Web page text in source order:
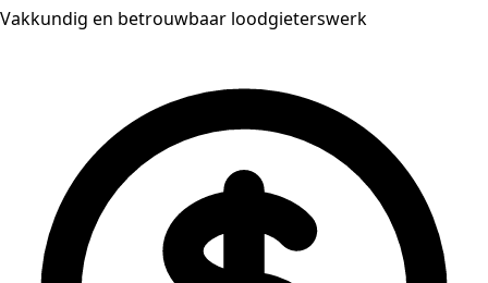
Vakkundig en betrouwbaar loodgieterswerk